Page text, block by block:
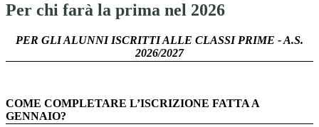
Per chi farà la prima nel 2026
PER GLI ALUNNI ISCRITTI ALLE CLASSI PRIME - A.S.
2026/2027
COME COMPLETARE L’ISCRIZIONE FATTA A
GENNAIO?